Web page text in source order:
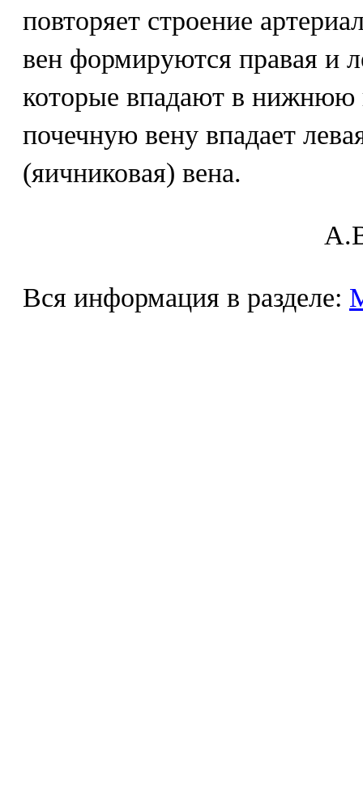
повторяет строение
вен формируются правая и
которые впадают в
почечную вену впадает
(яичниковая) вена.
Вся информация в разделе: